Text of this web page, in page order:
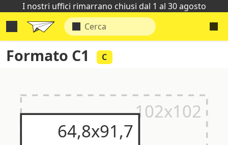
I nostri uffici rimarrano chiusi dal 1 al 30 agosto
Formato C1 C